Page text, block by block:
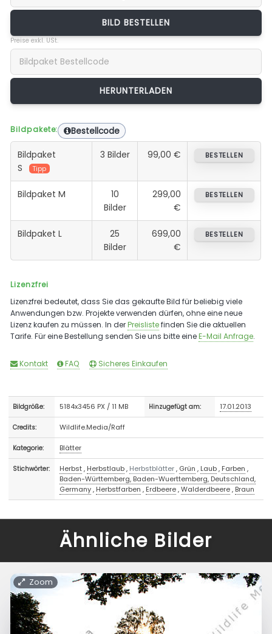
BILD BESTELLEN
Preise exkl. USt.
Bildpakete: Bestellcode
Bildpaket
S
Tipp
3 Bilder 99,00 € BESTELLEN
Bildpaket M
10
Bilder
299,00
€
BESTELLEN
Bildpaket L
25
Bilder
699,00
€
BESTELLEN
Lizenzfrei
Lizenzfrei bedeutet, dass Sie das gekaufte Bild für beliebig viele
Anwendungen bzw. Projekte verwenden dürfen, ohne eine neue
Lizenz kaufen zu müssen. In derPreislistefinden Sie die aktuellen
Tarife. Für eine Bestellung senden Sie uns bitte eineE-Mail Anfrage.
Kontakt FAQ Sicheres Einkaufen
Bildgröße: 5184x3456 PX / 11 MB Hinzugefügt am: 17.01.2013
Credits: Wildlife.Media/Raff
Kategorie: Blätter
Stichwörter: Herbst, Herbstlaub, Herbstblätter, Grün , Laub, Farben ,
Baden-Württemberg, Baden-Wuerttemberg, Deutschland,
Germany, Herbstfarben , Erdbeere,Walderdbeere, Braun
Ähnliche Bilder
Zoom